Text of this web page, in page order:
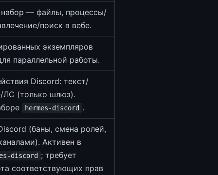
— файлы, процессы/
поиск в вебе.
экземпляров
параллельной работы.
Discord: текст/
ЛС (только шлюз).
hermes-discord .
(баны, смена ролей,
Активен в
discord ; требует
соответствующих прав